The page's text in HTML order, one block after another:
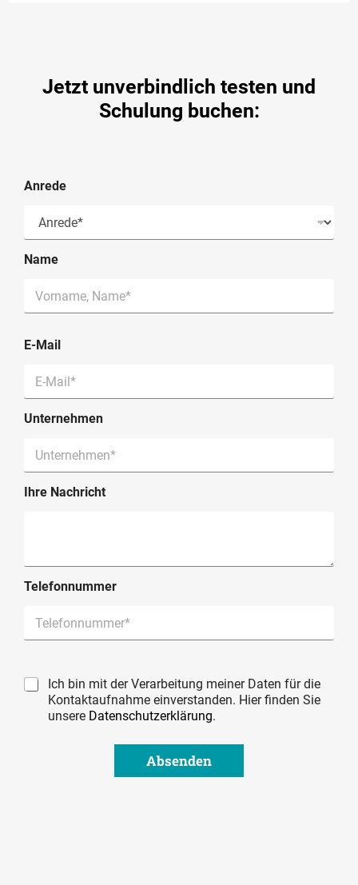
Jetzt unverbindlich testen und
Schulung buchen:
Anrede
Name
E-Mail
Unternehmen
Ihre Nachricht
Telefonnummer
Ich bin mit der Verarbeitung meiner Daten für die
Kontaktaufnahme einverstanden. Hier finden Sie
unsere Datenschutzerklärung.
Absenden